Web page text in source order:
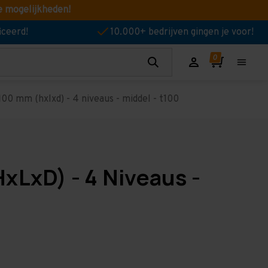
mogelijkheden!
10.000+ bedrijven gingen je voor!
mm (hxlxd) - 4 niveaus - middel - t100
- 4 Niveaus -